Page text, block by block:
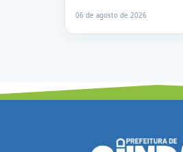
06 de agosto de 2026